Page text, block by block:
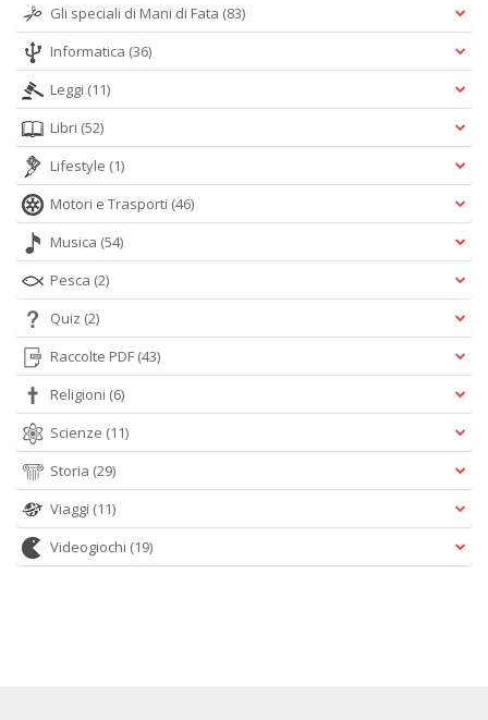
Gli speciali di Mani di Fata (83)
Informatica (36)
Leggi (11)
Libri (52)
Lifestyle (1)
Motori e Trasporti (46)
Musica (54)
Pesca (2)
Quiz (2)
Raccolte PDF (43)
Religioni (6)
Scienze (11)
Storia (29)
Viaggi (11)
Videogiochi (19)